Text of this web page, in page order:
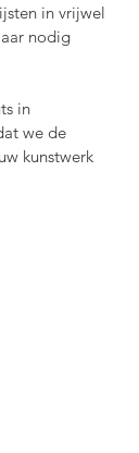
in vrijwel
nodig
in
we de
kunstwerk